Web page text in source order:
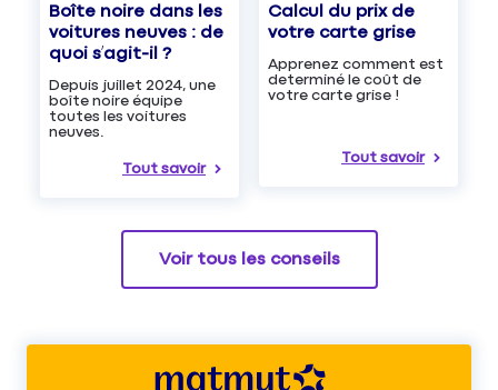
Boîte noire dans les
voitures neuves : de
quoi s’agit-il ?
Depuis juillet 2024, une
boîte noire équipe
toutes les voitures
neuves.
Tout savoir
Calcul du prix de
votre carte grise
Apprenez comment est
determiné le coût de
votre carte grise !
Tout savoir
Voir tous les conseils